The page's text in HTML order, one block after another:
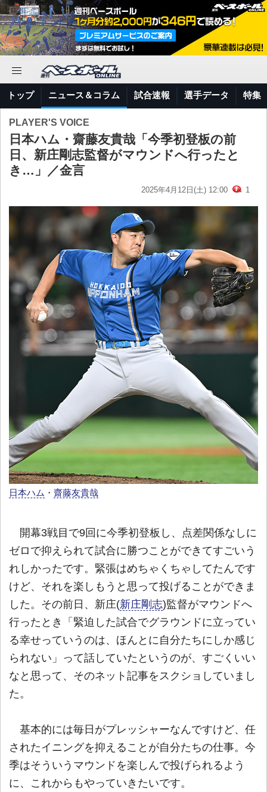
トップ ニュース＆コラム 試合速報 選手データ 特集
PLAYER'S VOICE
日本ハム・齋藤友貴哉「今季初登板の前
日、新庄剛志監督がマウンドへ行ったと
き…」／金言
2025年4月12日(土) 12:00 1
日本ハム ・ 齋藤友貴哉
開幕3戦目で9回に今季初登板し、点差関係なしに
ゼロで抑えられて試合に勝つことができてすごいう
れしかったです。緊張はめちゃくちゃしてたんです
けど、それを楽しもうと思って投げることができま
した。その前日、新庄(新庄剛志)監督がマウンドへ
行ったとき「緊迫した試合でグラウンドに立ってい
る幸せっていうのは、ほんとに自分たちにしか感じ
られない」って話していたというのが、すごくいい
なと思って、そのネット記事をスクショしていまし
た。
基本的には毎日がプレッシャーなんですけど、任
されたイニングを抑えることが自分たちの仕事。今
季はそういうマウンドを楽しんで投げられるよう
に、これからもやっていきたいです。